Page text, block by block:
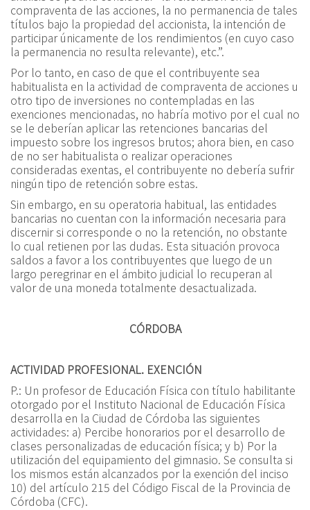
compraventa de las acciones, la no permanencia de tales
títulos bajo la propiedad del accionista, la intención de
participar únicamente de los rendimientos (en cuyo caso
la permanencia no resulta relevante), etc.”.
Por lo tanto, en caso de que el contribuyente sea
habitualista en la actividad de compraventa de acciones u
otro tipo de inversiones no contempladas en las
exenciones mencionadas, no habría motivo por el cual no
se le deberían aplicar las retenciones bancarias del
impuesto sobre los ingresos brutos; ahora bien, en caso
de no ser habitualista o realizar operaciones
consideradas exentas, el contribuyente no debería sufrir
ningún tipo de retención sobre estas.
Sin embargo, en su operatoria habitual, las entidades
bancarias no cuentan con la información necesaria para
discernir si corresponde o no la retención, no obstante
lo cual retienen por las dudas. Esta situación provoca
saldos a favor a los contribuyentes que luego de un
largo peregrinar en el ámbito judicial lo recuperan al
valor de una moneda totalmente desactualizada.
CÓRDOBA
ACTIVIDAD PROFESIONAL. EXENCIÓN
P.: Un profesor de Educación Física con título habilitante
otorgado por el Instituto Nacional de Educación Física
desarrolla en la Ciudad de Córdoba las siguientes
actividades: a) Percibe honorarios por el desarrollo de
clases personalizadas de educación física; y b) Por la
utilización del equipamiento del gimnasio. Se consulta si
los mismos están alcanzados por la exención del inciso
10) del artículo 215 del Código Fiscal de la Provincia de
Córdoba (CFC).